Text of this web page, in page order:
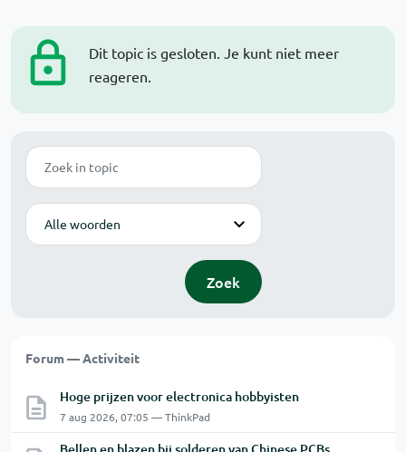
Dit topic is gesloten. Je kunt niet meer
reageren.
Zoek
Modus
Zoek
Forum — Activiteit
Hoge prijzen voor electronica hobbyisten
7 aug 2026, 07:05 — ThinkPad